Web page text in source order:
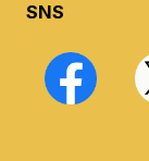
SNS